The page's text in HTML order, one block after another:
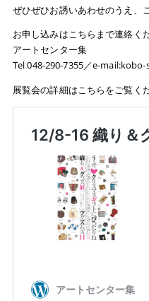
ぜひぜひお誘いあわせのうえ、
お申し込みはこちらまで連絡く
アートセンター集
Tel 048-290-7355／e-
展覧会の詳細はこちらをご覧く